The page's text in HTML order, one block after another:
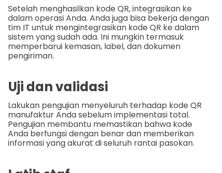
Setelah menghasilkan kode QR, integrasikan ke
dalam operasi Anda. Anda juga bisa bekerja dengan
tim IT untuk mengintegrasikan kode QR ke dalam
sistem yang sudah ada. Ini mungkin termasuk
memperbarui kemasan, label, dan dokumen
pengiriman.
Uji dan validasi
Lakukan pengujian menyeluruh terhadap kode QR
manufaktur Anda sebelum implementasi total.
Pengujian membantu memastikan bahwa kode
Anda berfungsi dengan benar dan memberikan
informasi yang akurat di seluruh rantai pasokan.